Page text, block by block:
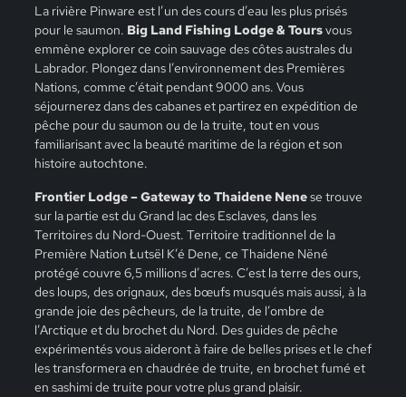
La rivière Pinware est l’un des cours d’eau les plus prisés
pour le saumon. Big Land Fishing Lodge & Toursvous
emmène explorer ce coin sauvage des côtes australes du
Labrador. Plongez dans l’environnement des Premières
Nations, comme c’était pendant 9000 ans. Vous
séjournerez dans des cabanes et partirez en expédition de
pêche pour du saumon ou de la truite, tout en vous
familiarisant avec la beauté maritime de la région et son
histoire autochtone.
Frontier Lodge – Gateway to Thaidene Nenese trouve
sur la partie est du Grand lac des Esclaves, dans les
Territoires du Nord-Ouest. Territoire traditionnel de la
Première Nation Łutsël K’é Dene, ce Thaidene Nëné
protégé couvre 6,5 millions d’acres. C’est la terre des ours,
des loups, des orignaux, des bœufs musqués mais aussi, à la
grande joie des pêcheurs, de la truite, de l’ombre de
l’Arctique et du brochet du Nord. Des guides de pêche
expérimentés vous aideront à faire de belles prises et le chef
les transformera en chaudrée de truite, en brochet fumé et
en sashimi de truite pour votre plus grand plaisir.